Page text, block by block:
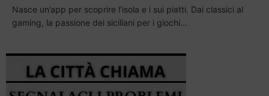
Nasce un’app per scoprire l’isola e i sui piatti. Dai classici al
gaming, la passione dei siciliani per i giochi…